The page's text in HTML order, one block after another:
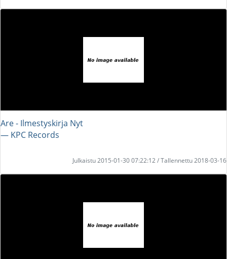
Are - Ilmestyskirja Nyt
― KPC Records
Julkaistu 2015-01-30 07:22:12 / Tallennettu 2018-03-16